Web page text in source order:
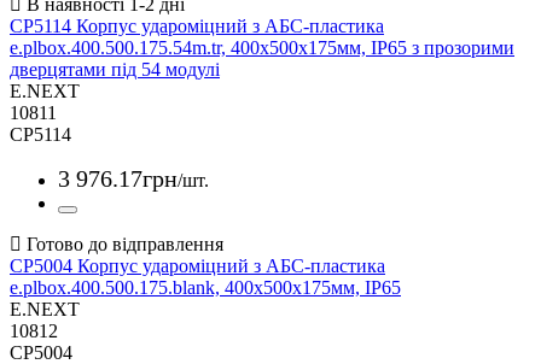
CP5114 Корпус удароміцний з АБС-пластика
e.plbox.400.500.175.54m.tr, 400х500х175мм, IP65 з прозорими
дверцятами під 54 модулі
E.NEXT
10811
CP5114
3 976.17грн/шт.
CP5004 Корпус удароміцний з АБС-пластика
e.plbox.400.500.175.blank, 400х500х175мм, IP65
E.NEXT
10812
CP5004